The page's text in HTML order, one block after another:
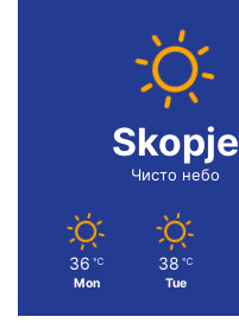
Skopje
Чисто небо
36 ℃
Mon
38 ℃
Tue